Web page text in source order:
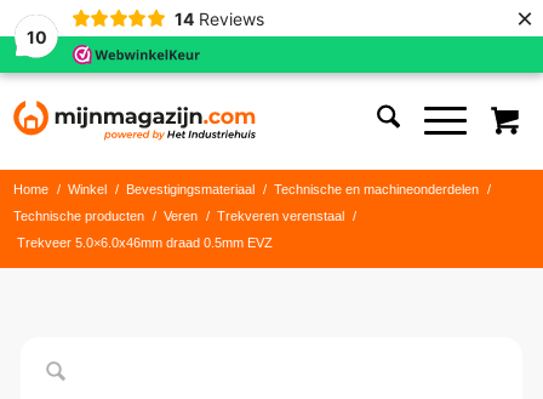
10
14 Reviews ×
Home / Winkel / Bevestigingsmateriaal / Technische en machineonderdelen
/
Technische producten
/ Veren / Trekveren verenstaal
/
Trekveer 5.0×6.0x46mm draad 0.5mm EVZ